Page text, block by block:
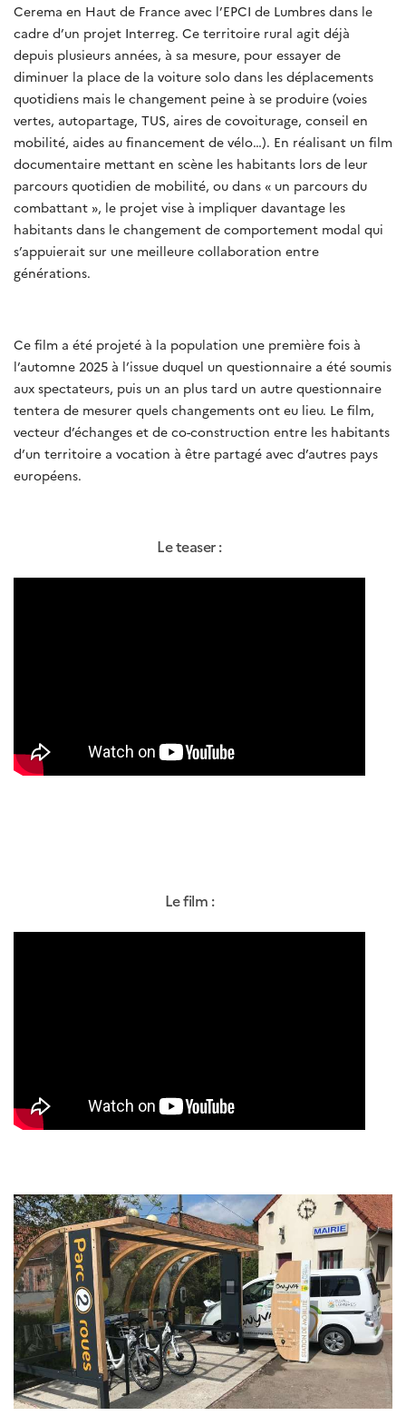
Cerema en Haut de France avec l’EPCI de Lumbres dans le
cadre d’un projet Interreg. Ce territoire rural agit déjà
depuis plusieurs années, à sa mesure, pour essayer de
diminuer la place de la voiture solo dans les déplacements
quotidiens mais le changement peine à se produire (voies
vertes, autopartage, TUS, aires de covoiturage, conseil en
mobilité, aides au financement de vélo…). En réalisant un film
documentaire mettant en scène les habitants lors de leur
parcours quotidien de mobilité, ou dans « un parcours du
combattant », le projet vise à impliquer davantage les
habitants dans le changement de comportement modal qui
s’appuierait sur une meilleure collaboration entre
générations.
Ce film a été projeté à la population une première fois à
l’automne 2025 à l’issue duquel un questionnaire a été soumis
aux spectateurs, puis un an plus tard un autre questionnaire
tentera de mesurer quels changements ont eu lieu. Le film,
vecteur d’échanges et de co-construction entre les habitants
d’un territoire a vocation à être partagé avec d’autres pays
européens.
Le teaser :
Le film :